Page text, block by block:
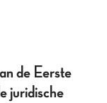
de Eerste
juridische